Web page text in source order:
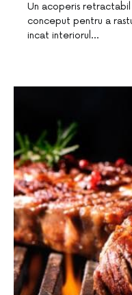
Un acoperis
conceput pentru a
incat interiorul…